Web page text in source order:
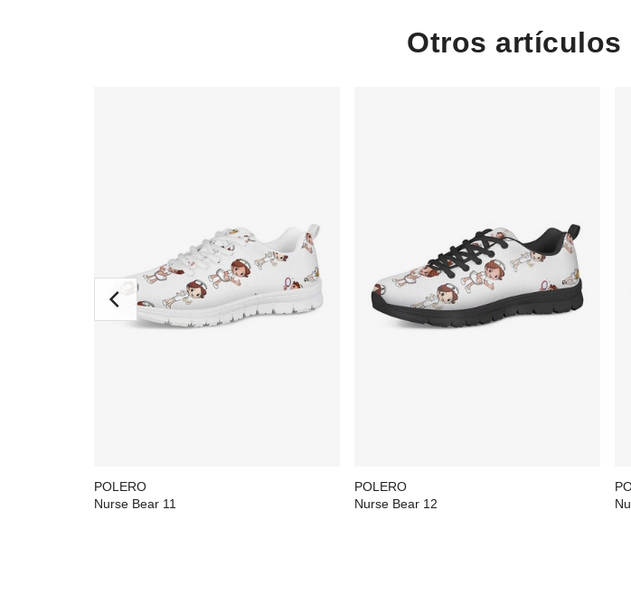
Otros artículos
POLERO
Nurse Bear 11
POLERO
Nurse Bear 12